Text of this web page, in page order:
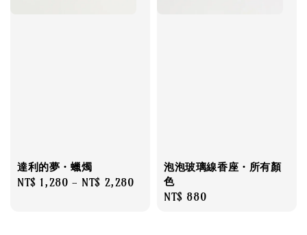
達利的夢・蠟燭
Regular
NT$ 1,280 - NT$ 2,280
泡泡玻璃線香座・所有顏
色
Regular
NT$ 880